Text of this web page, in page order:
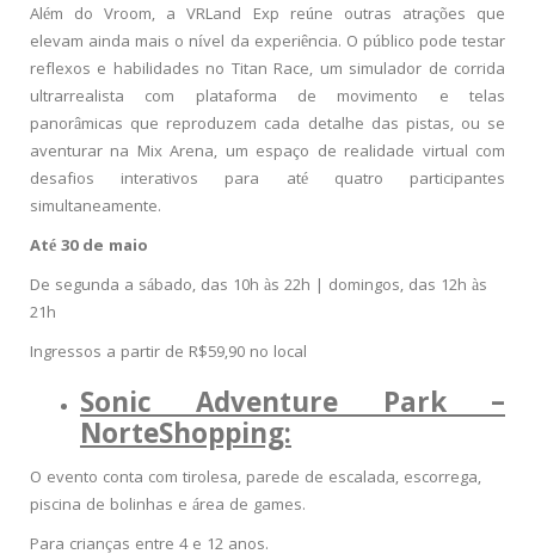
Além do Vroom, a VRLand Exp reúne outras atrações que
elevam ainda mais o nível da experiência. O público pode testar
reflexos e habilidades no Titan Race, um simulador de corrida
ultrarrealista com plataforma de movimento e telas
panorâmicas que reproduzem cada detalhe das pistas, ou se
aventurar na Mix Arena, um espaço de realidade virtual com
desafios interativos para até quatro participantes
simultaneamente.
Até 30 de maio
De segunda a sábado, das 10h às 22h | domingos, das 12h às
21h
Ingressos a partir de R$59,90 no local
Sonic Adventure Park –
NorteShopping:
O evento conta com tirolesa, parede de escalada, escorrega,
piscina de bolinhas e área de games.
Para crianças entre 4 e 12 anos.